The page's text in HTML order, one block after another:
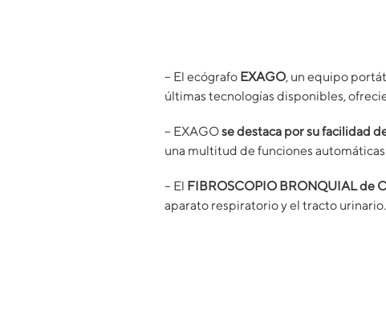
– El ecógrafo EXAGO, un equipo
últimas tecnologías disponibles,
– EXAGOse destaca por su facilidad
una multitud de funciones
– El FIBROSCOPIO BRONQUIAL de
aparato respiratorio y el tracto urinario.